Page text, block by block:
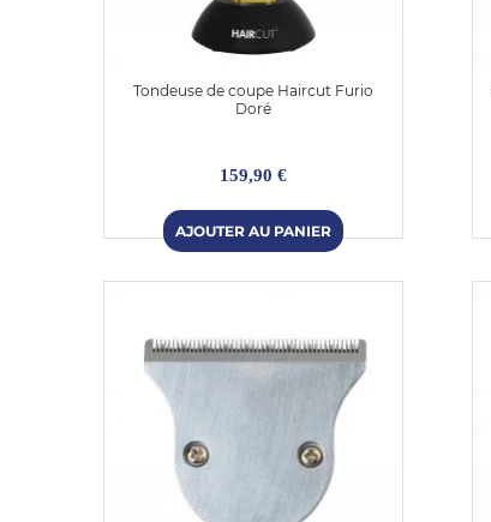
Tondeuse de coupe Haircut Furio
Doré
159,90 €